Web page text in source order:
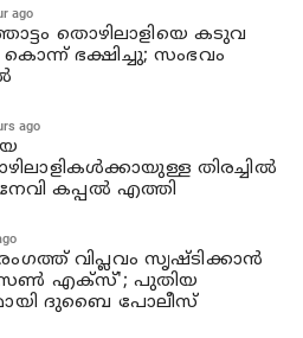
ago
തൊഴിലാളിയെ കടുവ
കൊന്ന് ഭക്ഷിച്ചു; സംഭവം
ago
തിരച്ചില്‍
കപ്പല്‍ എത്തി
വിപ്ലവം സൃഷ്ടിക്കാന്‍
എക്‌സ്'; പുതിയ
ദുബൈ പോലീസ്